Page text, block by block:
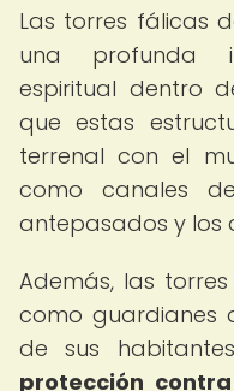
Las torres fálicas
una profunda
espiritual dentro
que estas
terrenal con el
como canales
antepasados y los
Además, las
como guardianes
de sus
protección